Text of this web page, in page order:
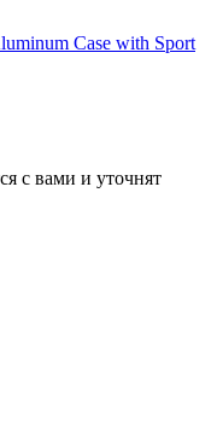
Case with Sport
с вами и уточнят